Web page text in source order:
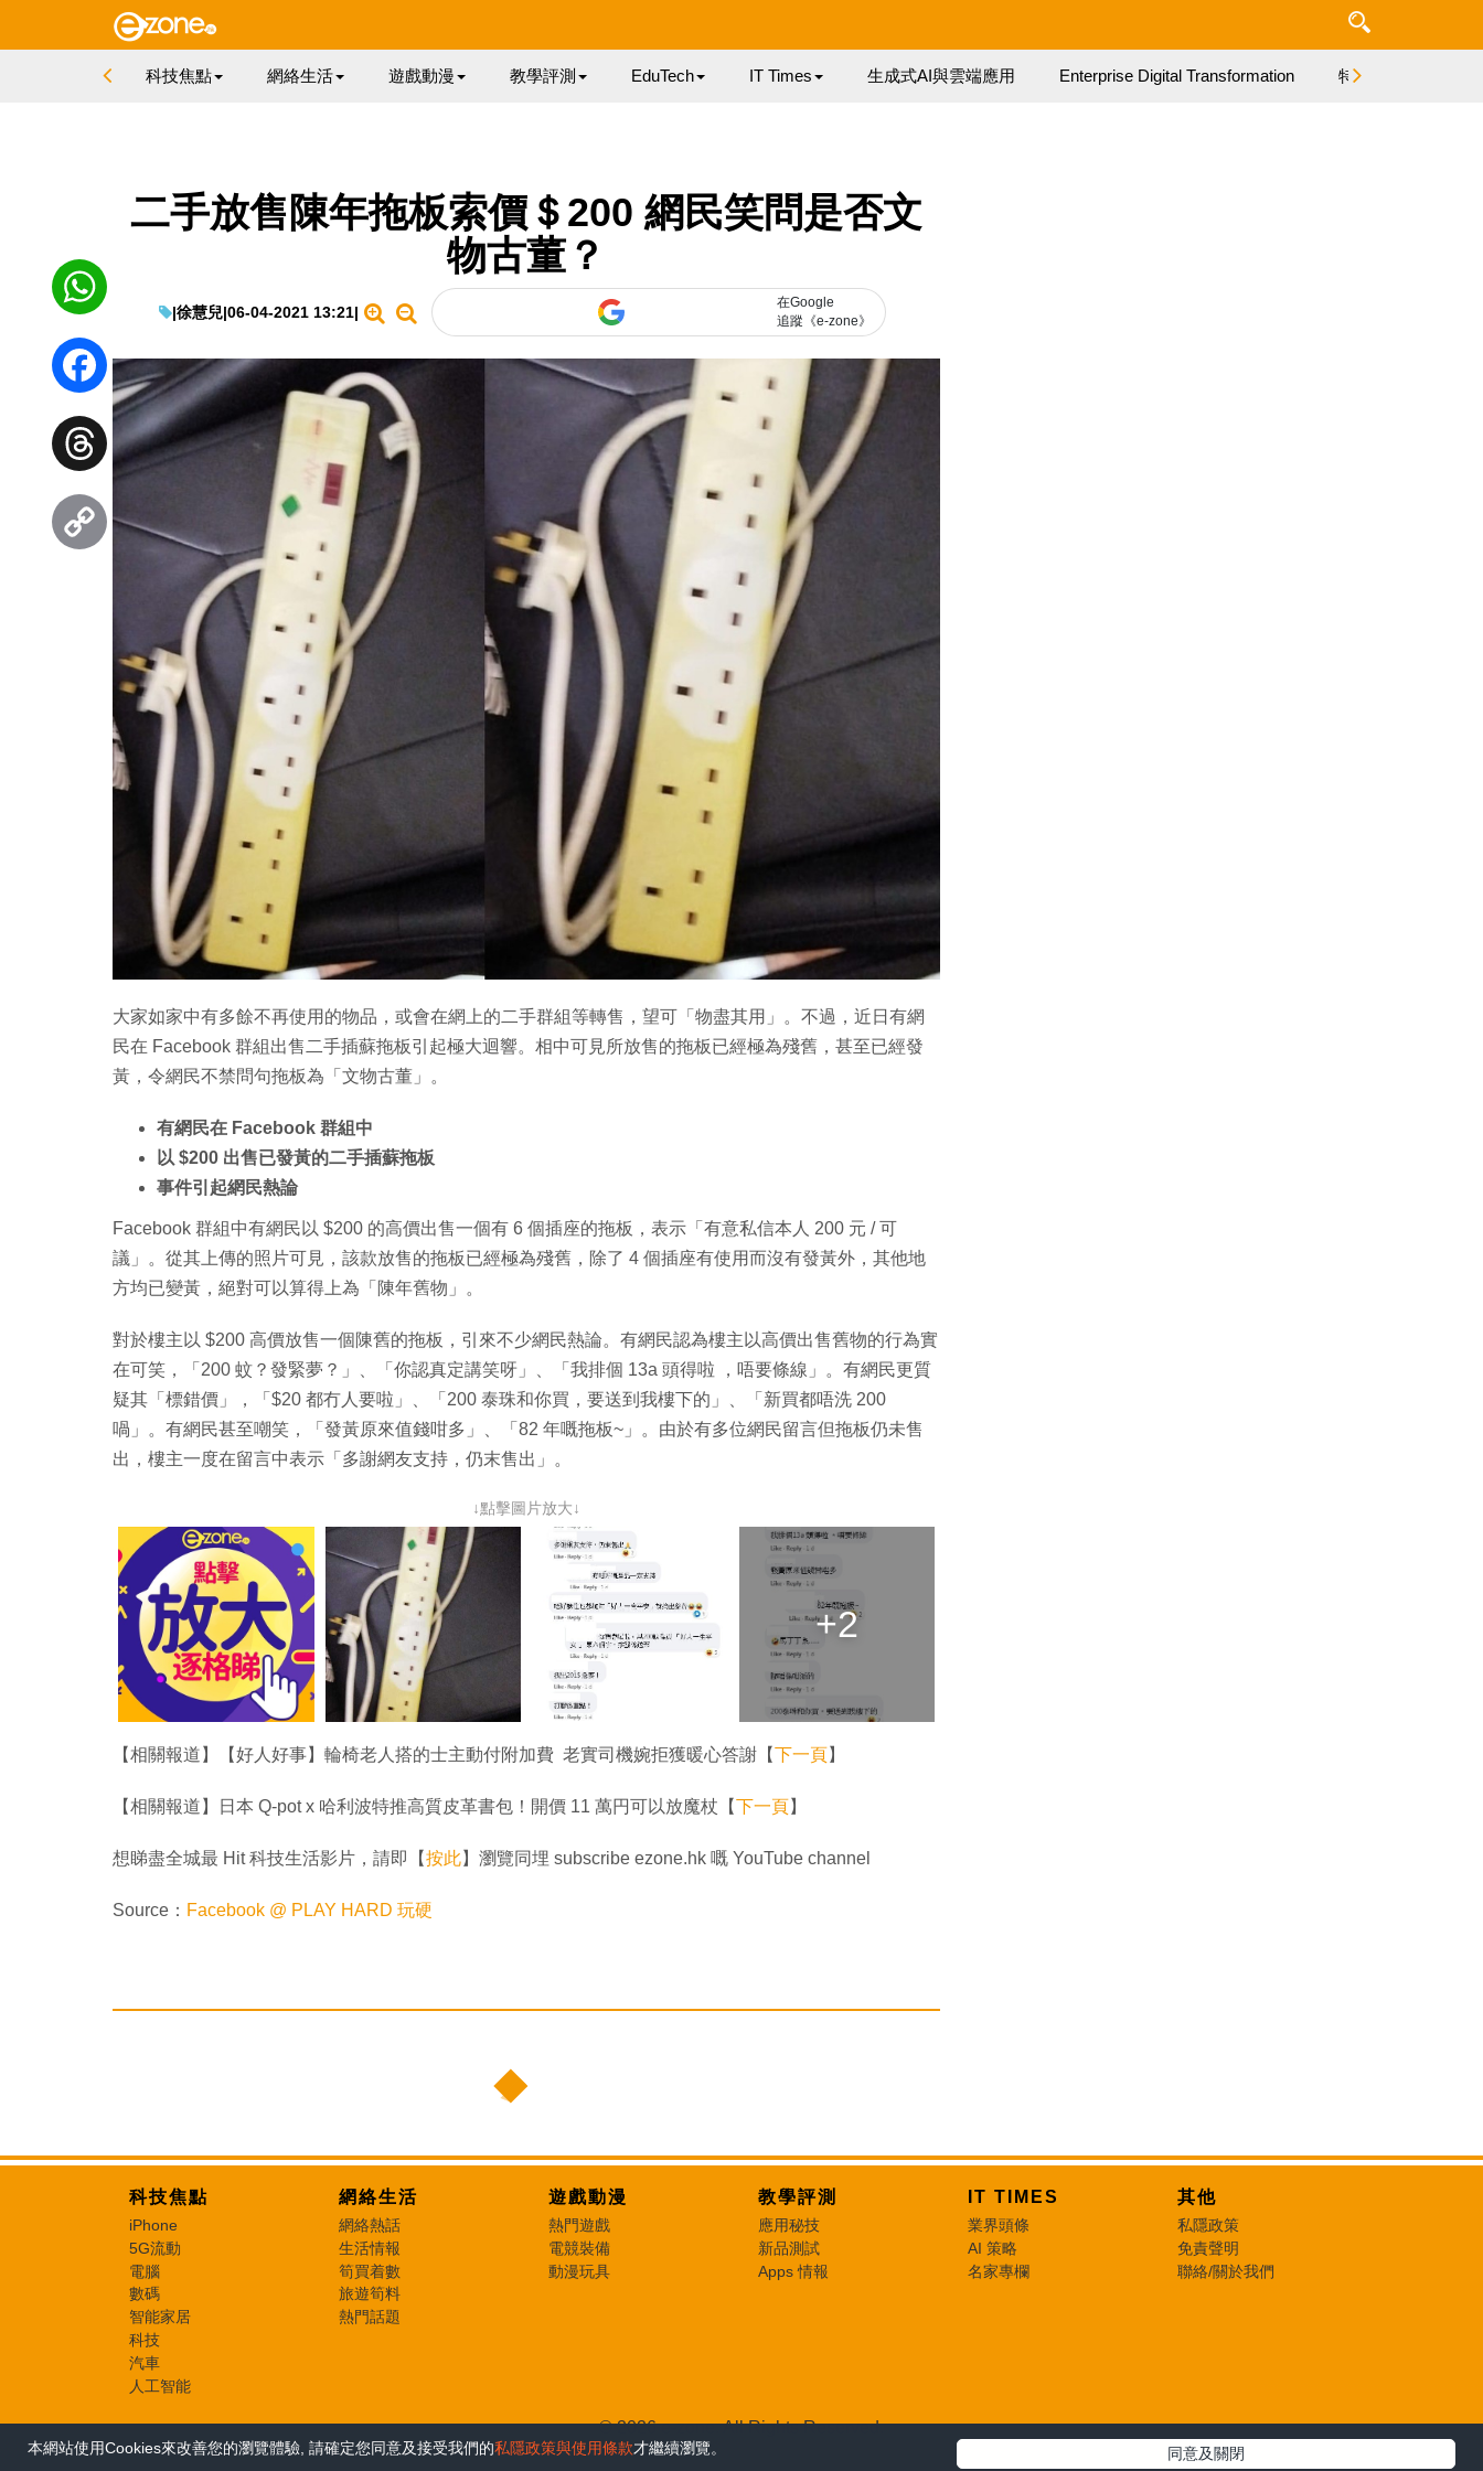
本網站使用Cookies來改善您的瀏覽體驗, 請確定您同意及接受我們的私隱政策與使用條款才繼續瀏覽。 同意及關閉
科技焦點 網絡生活 遊戲動漫 教學評測 EduTech IT Times 生成式AI與雲端應用 Enterprise Digital Transformation 特集
二手放售陳年拖板索價＄200 網民笑問是否文
物古董？
|徐慧兒|06-04-2021 13:21|
在Google
追蹤《e-zone》
大家如家中有多餘不再使用的物品，或會在網上的二手群組等轉售，望可「物盡其用」。不過，近日有網
民在 Facebook 群組出售二手插蘇拖板引起極大迴響。相中可見所放售的拖板已經極為殘舊，甚至已經發
黃，令網民不禁問句拖板為「文物古董」。
有網民在 Facebook 群組中
以 $200 出售已發黃的二手插蘇拖板
事件引起網民熱論
Facebook 群組中有網民以 $200 的高價出售一個有 6 個插座的拖板，表示「有意私信本人 200 元 / 可
議」。從其上傳的照片可見，該款放售的拖板已經極為殘舊，除了 4 個插座有使用而沒有發黃外，其他地
方均已變黃，絕對可以算得上為「陳年舊物」。
對於樓主以 $200 高價放售一個陳舊的拖板，引來不少網民熱論。有網民認為樓主以高價出售舊物的行為實
在可笑，「200 蚊？發緊夢？」、「你認真定講笑呀」、「我排個 13a 頭得啦 ，唔要條線」。有網民更質
疑其「標錯價」，「$20 都冇人要啦」、「200 泰珠和你買，要送到我樓下的」、「新買都唔洗 200
喎」。有網民甚至嘲笑，「發黃原來值錢咁多」、「82 年嘅拖板~」。由於有多位網民留言但拖板仍未售
出，樓主一度在留言中表示「多謝網友支持，仍末售出」。
↓點擊圖片放大↓
+2
【相關報道】【好人好事】輪椅老人搭的士主動付附加費 老實司機婉拒獲暖心答謝【下一頁】
【相關報道】日本 Q-pot x 哈利波特推高質皮革書包！開價 11 萬円可以放魔杖【下一頁】
想睇盡全城最 Hit 科技生活影片，請即【按此】瀏覽同埋 subscribe ezone.hk 嘅 YouTube channel
Source： Facebook @ PLAY HARD 玩硬
WhatsApp
Facebook
Threads
科技焦點
iPhone
5G流動
電腦
數碼
智能家居
科技
汽車
人工智能
網絡生活
網絡熱話
生活情報
筍買着數
旅遊筍料
熱門話題
遊戲動漫
熱門遊戲
電競裝備
動漫玩具
教學評測
應用秘技
新品測試
Apps 情報
IT TIMES
業界頭條
AI 策略
名家專欄
其他
私隱政策
免責聲明
聯絡/關於我們
© 2026 e-zone. All Rights Reserved.